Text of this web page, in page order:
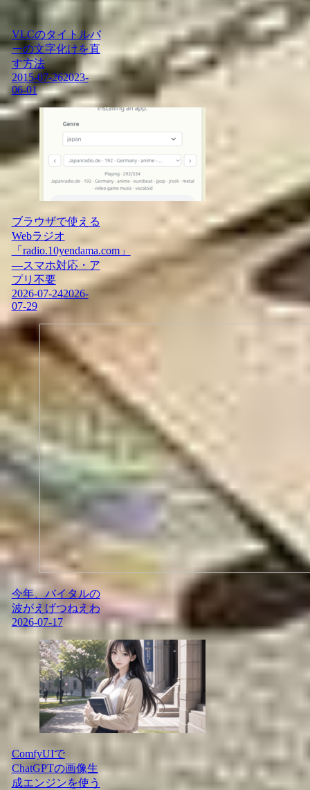
VLCのタイトルバ
ーの文字化けを直
す方法
2015-07-262023-
06-01
ブラウザで使える
Webラジオ
「radio.10yendama.com」
―スマホ対応・ア
プリ不要
2026-07-242026-
07-29
今年、バイタルの
波がえげつねえわ
2026-07-17
ComfyUIで
ChatGPTの画像生
成エンジンを使う